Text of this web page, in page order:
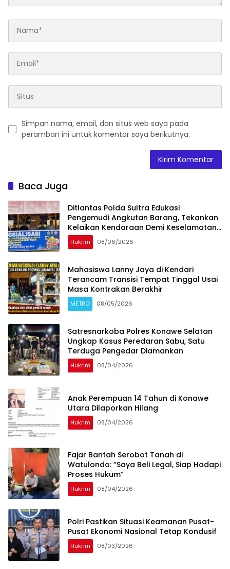
Simpan nama, email, dan situs web saya pada
peramban ini untuk komentar saya berikutnya.
Baca Juga
Ditlantas Polda Sultra Edukasi
Pengemudi Angkutan Barang, Tekankan
Kelaikan Kendaraan Demi Keselamatan
Berlalu Lintas
Hukrim 08/06/2026
Mahasiswa Lanny Jaya di Kendari
Terancam Transisi Tempat Tinggal Usai
Masa Kontrakan Berakhir
METRO 08/05/2026
Satresnarkoba Polres Konawe Selatan
Ungkap Kasus Peredaran Sabu, Satu
Terduga Pengedar Diamankan
Hukrim 08/04/2026
Anak Perempuan 14 Tahun di Konawe
Utara Dilaporkan Hilang
Hukrim 08/04/2026
‎Fajar Bantah Serobot Tanah di
Watulondo: “Saya Beli Legal, Siap Hadapi
Proses Hukum”
Hukrim 08/04/2026
Polri Pastikan Situasi Keamanan Pusat-
Pusat Ekonomi Nasional Tetap Kondusif
Hukrim 08/03/2026